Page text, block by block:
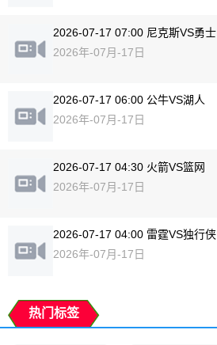
2026-07-17 07:00 尼克斯VS勇士
2026年-07月-17日
2026-07-17 06:00 公牛VS湖人
2026年-07月-17日
2026-07-17 04:30 火箭VS篮网
2026年-07月-17日
2026-07-17 04:00 雷霆VS独行侠
2026年-07月-17日
热门标签